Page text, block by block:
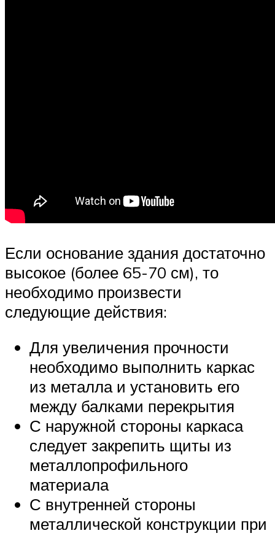
Если основание здания достаточно
высокое (более 65-70 см), то
необходимо произвести
следующие действия:
Для увеличения прочности
необходимо выполнить каркас
из металла и установить его
между балками перекрытия
С наружной стороны каркаса
следует закрепить щиты из
металлопрофильного
материала
С внутренней стороны
металлической конструкции при